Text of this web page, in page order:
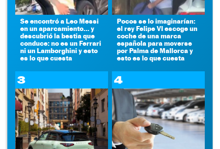
Se encontró a Leo Messi
en un aparcamiento... y
descubrió la bestia que
conduce: no es un Ferrari
ni un Lamborghini y esto
es lo que cuesta
Pocos se lo imaginarían:
el rey Felipe VI escoge un
coche de una marca
española para moverse
por Palma de Mallorca y
esto es lo que cuesta
3 4